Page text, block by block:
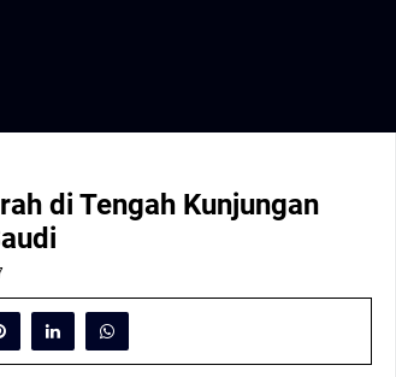
di Tengah Kunjungan